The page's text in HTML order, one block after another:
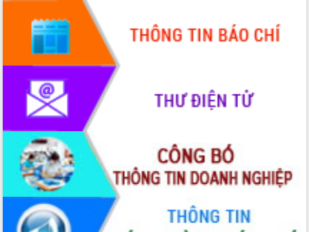
Phó Bí thư Tỉnh ủy Đắk Lắk Đỗ Hữu
Huy giữ chức Bí thư Đảng ủy Ủy Ban
Nhân dân tỉnh
Bệnh án điện tử thúc đẩy chuyển đổi
số y tế tại Đắk Lắk
Chuyển đổi số thư viện: Mở rộng
không gian tri thức trong thời đại số
Đánh giá, rút kinh nghiệm công tác tổ
chức diễn tập trước ngày bầu cử
Chương trình “Gặp gỡ hữu nghị –
Friendship Meeting New Year 2026”
Bầu cử Quốc hội và HĐND: Cử tri Đắk
Lắk gửi gắm niềm tin, kỳ vọng vào lá
phiếu
Đắk Lắk sẵn sàng các điều kiện cho